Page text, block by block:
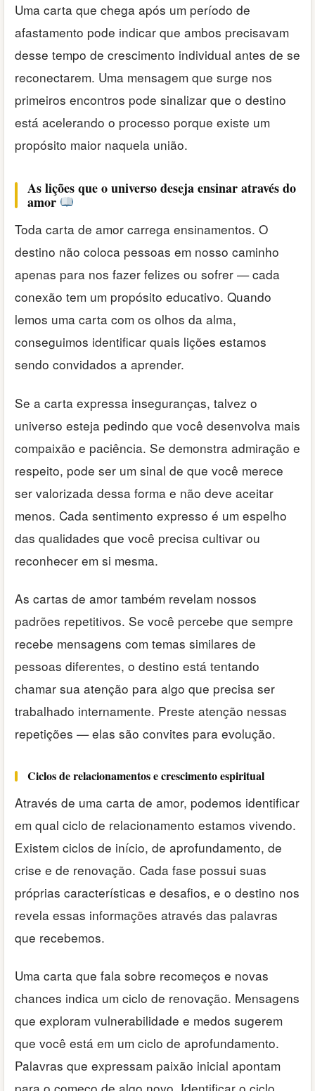
Uma carta que chega após um período de
afastamento pode indicar que ambos precisavam
desse tempo de crescimento individual antes de se
reconectarem. Uma mensagem que surge nos
primeiros encontros pode sinalizar que o destino
está acelerando o processo porque existe um
propósito maior naquela união.
As lições que o universo deseja ensinar através do
amor
Toda carta de amor carrega ensinamentos. O
destino não coloca pessoas em nosso caminho
apenas para nos fazer felizes ou sofrer — cada
conexão tem um propósito educativo. Quando
lemos uma carta com os olhos da alma,
conseguimos identificar quais lições estamos
sendo convidados a aprender.
Se a carta expressa inseguranças, talvez o
universo esteja pedindo que você desenvolva mais
compaixão e paciência. Se demonstra admiração e
respeito, pode ser um sinal de que você merece
ser valorizada dessa forma e não deve aceitar
menos. Cada sentimento expresso é um espelho
das qualidades que você precisa cultivar ou
reconhecer em si mesma.
As cartas de amor também revelam nossos
padrões repetitivos. Se você percebe que sempre
recebe mensagens com temas similares de
pessoas diferentes, o destino está tentando
chamar sua atenção para algo que precisa ser
trabalhado internamente. Preste atenção nessas
repetições — elas são convites para evolução.
Ciclos de relacionamentos e crescimento espiritual
Através de uma carta de amor, podemos identificar
em qual ciclo de relacionamento estamos vivendo.
Existem ciclos de início, de aprofundamento, de
crise e de renovação. Cada fase possui suas
próprias características e desafios, e o destino nos
revela essas informações através das palavras
que recebemos.
Uma carta que fala sobre recomeços e novas
chances indica um ciclo de renovação. Mensagens
que exploram vulnerabilidade e medos sugerem
que você está em um ciclo de aprofundamento.
Palavras que expressam paixão inicial apontam